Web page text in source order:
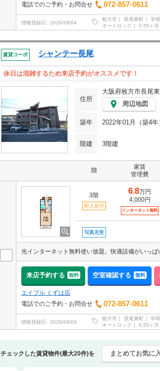
電話でのご予約・お問合せ
072-857-0611
情報登録日 2026/08/04
枚方市 長尾東町 学
オートロック
0.55ヶ月
賃貸コーポ シャンテー長尾
休日は混雑するため来店予約がオススメです！
住所
大阪府枚方市長尾
周辺地図
築年
2022年01月（築4年
階建 3階建
階
家賃
管理費
3階
即入居可
6.8万円
4,000円
インターネット無料
写真充実
来店予約する 無料 空室確認する 無料
エイブル くずは店
電話でのご予約・お問合せ
072-857-0611
情報登録日 2026/08/04
枚方市 長尾東町 学
オートロック
0.55ヶ月
チェックした賃貸物件(最大20件)を まとめてお気に